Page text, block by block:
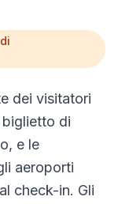
dei visitatori
di
e le
aeroporti
check-in. Gli